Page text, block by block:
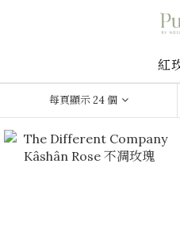
紅
每頁顯示 24 個